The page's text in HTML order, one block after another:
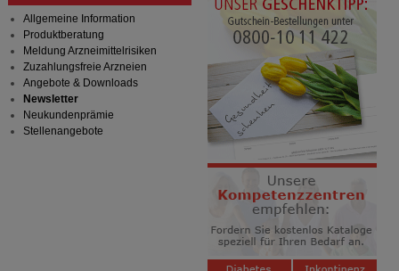
Allgemeine Information
Produktberatung
Meldung Arzneimittelrisiken
Zuzahlungsfreie Arzneien
Angebote & Downloads
Newsletter
Neukundenprämie
Stellenangebote